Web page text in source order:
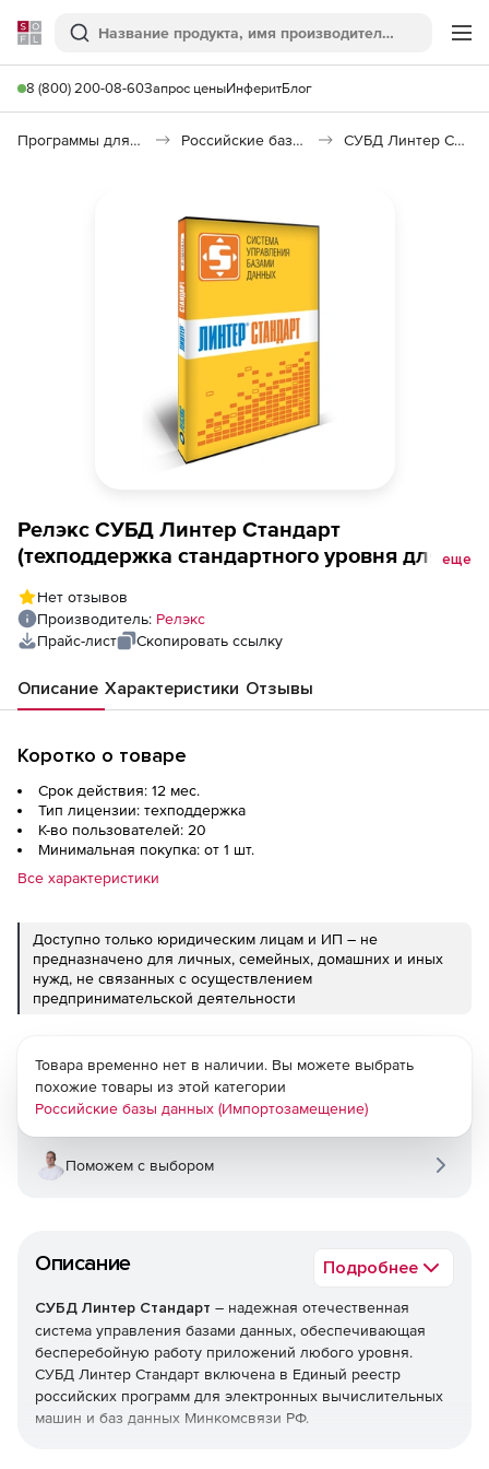
Softline
Поиск
8 (800) 200-08-60Запрос ценыИнферитБлог
Программы для программирования Российские базы данных (Импортозамещение) СУБД Линтер Стандарт
Релэкс СУБД Линтер Стандарт
(техподдержка стандартного уровня для
пользователей
еще
Нет отзывов
Производитель: Релэкс
Прайс-лист
Скопировать ссылку
Описание Характеристики Отзывы
Коротко о товаре
Срок действия: 12 мес.
Тип лицензии: техподдержка
К-во пользователей: 20
Минимальная покупка: от 1 шт.
Все характеристики
Доступно только юридическим лицам и ИП – не
предназначено для личных, семейных, домашних и иных
нужд, не связанных с осуществлением
предпринимательской деятельности
Описание Подробнее
СУБД Линтер Стандарт – надежная отечественная
система управления базами данных, обеспечивающая
бесперебойную работу приложений любого уровня.
СУБД Линтер Стандарт включена в Единый реестр
российских программ для электронных вычислительных
машин и баз данных Минкомсвязи РФ.
Товара временно нет в наличии. Вы можете выбрать
похожие товары из этой категории
Российские базы данных (Импортозамещение)
Поможем с выбором